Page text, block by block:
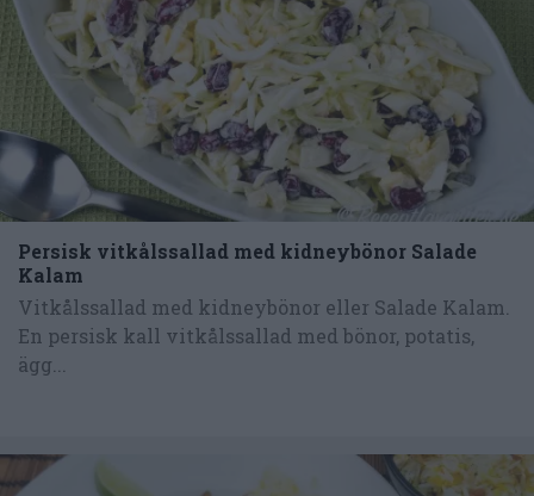
Persisk vitkålssallad med kidneybönor Salade
Kalam
Vitkålssallad med kidneybönor eller Salade Kalam.
En persisk kall vitkålssallad med bönor, potatis,
ägg...